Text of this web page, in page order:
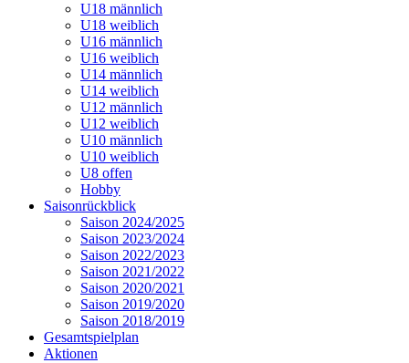
U18 männlich
U18 weiblich
U16 männlich
U16 weiblich
U14 männlich
U14 weiblich
U12 männlich
U12 weiblich
U10 männlich
U10 weiblich
U8 offen
Hobby
Saisonrückblick
Saison 2024/2025
Saison 2023/2024
Saison 2022/2023
Saison 2021/2022
Saison 2020/2021
Saison 2019/2020
Saison 2018/2019
Gesamtspielplan
Aktionen